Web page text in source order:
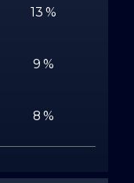
13 %
9 %
8 %